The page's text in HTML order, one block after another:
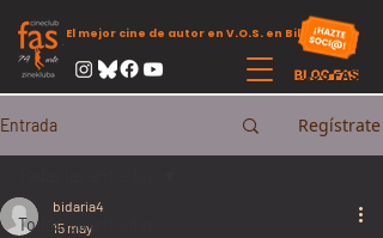
El mejor cine de autor en V.O.S. en Bilbao
Entrada Regístrate
Todas las entradas
bidaria4
15 may